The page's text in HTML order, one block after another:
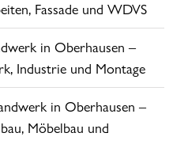
Fassade und WDVS
in Oberhausen –
Industrie und Montage
in Oberhausen –
Möbelbau und